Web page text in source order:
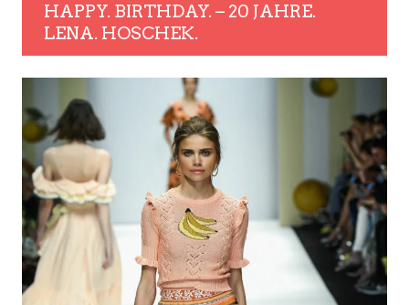
HAPPY. BIRTHDAY. – 20 JAHRE.
LENA. HOSCHEK.